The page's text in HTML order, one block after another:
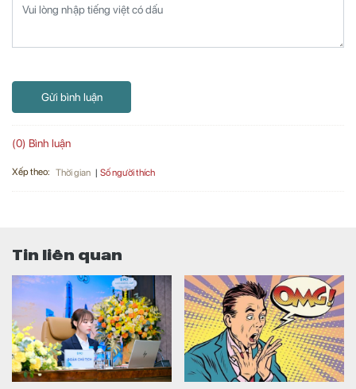
Gửi bình luận
(0) Bình luận
Xếp theo: Thời gian Số người thích
Tin liên quan